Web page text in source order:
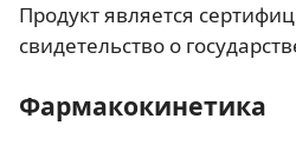
Продукт является
свидетельство о
Фармакокинетика